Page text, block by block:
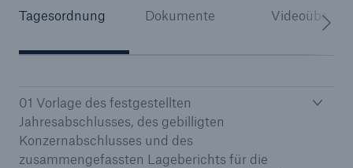
Tagesordnung Dokumente
01 Vorlage des festgestellten
Jahresabschlusses, des gebilligten
Konzernabschlusses und des
zusammengefassten Lageberichts für die
Tech Trend Radar 2026
Our expert perspective for insurance